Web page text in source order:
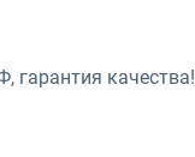
гарантия качества!